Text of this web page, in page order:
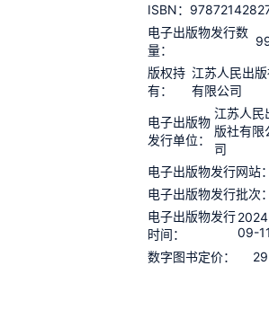
ISBN：
电子出版物发行数
量：
版权持
有：
江苏人民出
有限公司
电子出版物
发行单位：
江苏人民
版社有限
司
电子出版物发行网站
电子出版物发行批次
电子出版物发行
时间：
09-
数字图书定价：